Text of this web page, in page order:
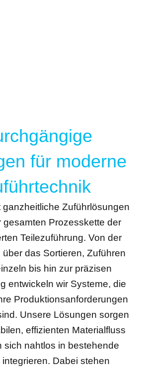
für moderne
ganzheitliche Zuführlösungen
gesamten Prozesskette der
Teilezuführung. Von der
über das Sortieren, Zuführen
bis hin zur präzisen
entwickeln wir Systeme, die
Produktionsanforderungen
Unsere Lösungen sorgen
effizienten Materialfluss
sich nahtlos in bestehende
Dabei stehen